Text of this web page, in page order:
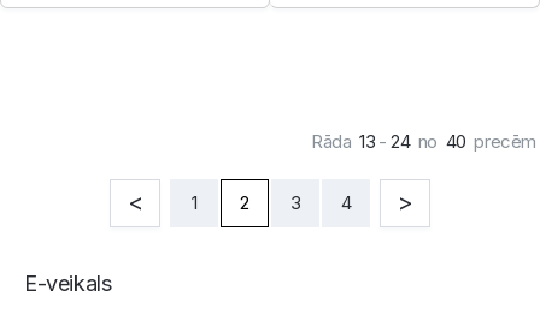
Rāda 13 - 24 no 40 precēm
1 2 3 4
E-veikals